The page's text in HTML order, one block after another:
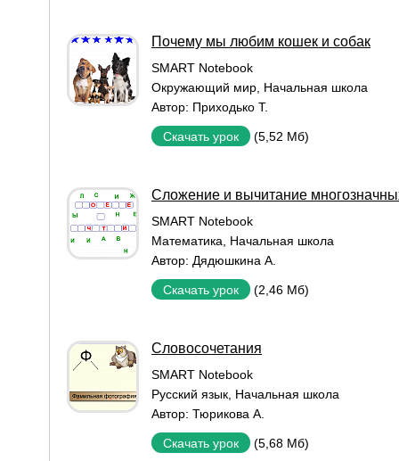
Почему мы любим кошек и собак
SMART Notebook
Окружающий мир Начальная школа
Автор: Приходько Т.
Скачать урок (5,52 Мб)
Сложение и вычитание
SMART Notebook
Математика
Начальная школа
Автор: Дядюшкина А.
Скачать урок (2,46 Мб)
Словосочетания
SMART Notebook
Русский язык Начальная школа
Автор: Тюрикова А.
Скачать урок (5,68 Мб)